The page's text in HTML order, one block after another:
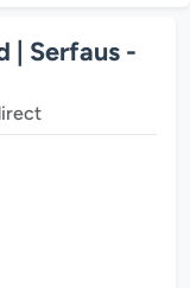
| Serfaus -